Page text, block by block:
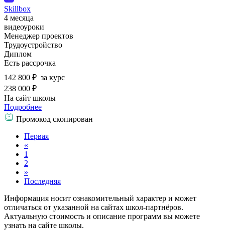
Skillbox
4 месяца
видеоуроки
Менеджер проектов
Трудоустройство
Диплом
Есть рассрочка
142 800 ₽ за курс
238 000 ₽
На сайт школы
Подробнее
Промокод скопирован
Первая
«
1
2
»
Последняя
Информация носит ознакомительный характер и может
отличаться от указанной на сайтах школ-партнёров.
Актуальную стоимость и описание программ вы можете
узнать на сайте школы.